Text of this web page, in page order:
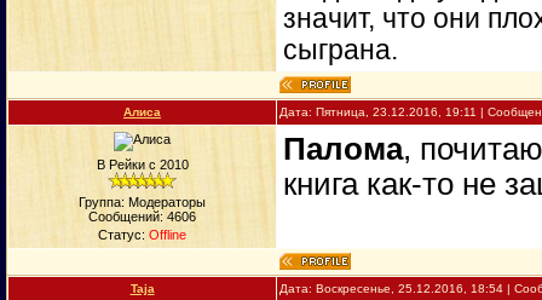
значит, что они
сыграна.
Алиса Дата: Пятница, 23.12.2016, 19:11 |
В Рейки с 2010
Группа: Модераторы
Сообщений: 4606
Статус: Offline
Палома,
книга как-то не
Taja Дата: Воскресенье, 25.12.2016, 18:54 |